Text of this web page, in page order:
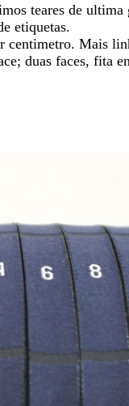
teares de
etiquetas.
centimetro. Mais
duas faces, fita